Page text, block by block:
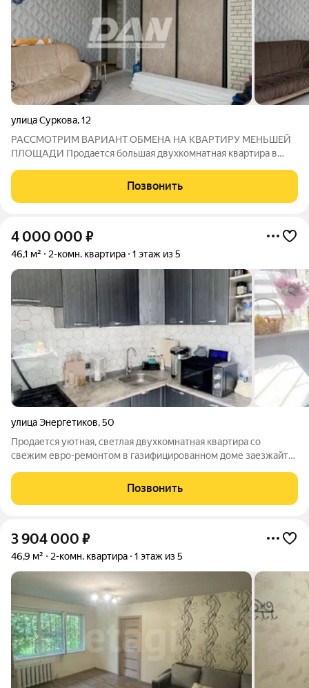
улица Суркова,12
РАССМОТРИМ ВАРИАНТ ОБМЕНА НА КВАРТИРУ МЕНЬШЕЙ
ПЛОЩАДИ Продается большая двухкомнатная квартира в
квартиры: -Просторные раздельные комнаты площадью 20,5 и
15,3 кв.м позволяют свободно разместить
Позвонить
4 000 000 ₽
46,1 м² 2-комн. квартира 1 этаж из 5
улица Энергетиков,50
Продается уютная, светлая двухкомнатная квартира со
свежим евро-ремонтом в газифицированном доме заезжайте
кто ценит комфорт, приватность и не хочет тратить месяцы на
ремонт. В квартире уже
Позвонить
3 904 000 ₽
46,9 м² 2-комн. квартира 1 этаж из 5